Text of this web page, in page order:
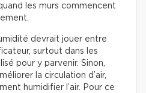
les murs commencent
devrait jouer entre
surtout dans les
pour y parvenir. Sinon,
la circulation d’air,
humidifier l’air. Pour ce